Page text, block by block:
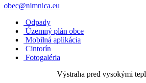
obec@nimnica.eu
Odpady
Územný plán obce
Mobilná aplikácia
Cintorín
Fotogaléria
Výstraha pred vysokými